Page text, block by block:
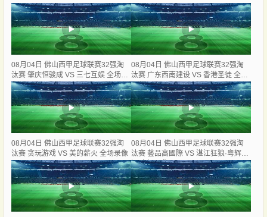
08月04日 佛山西甲足球联赛32强淘
汰赛 肇庆恒骏成 VS 三七互娱 全场录
像
08月04日 佛山西甲足球联赛32强淘
汰赛 广东西南建设 VS 香港圣徒 全场
录像
08月04日 佛山西甲足球联赛32强淘
汰赛 贪玩游戏 VS 美的薪火 全场录像
08月04日 佛山西甲足球联赛32强淘
汰赛 藝品高國際 VS 湛江狂狼·粵辉能
源 全场录像